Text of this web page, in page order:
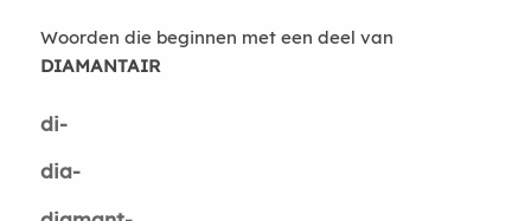
Woorden die beginnen met een deel van
DIAMANTAIR
di-
dia-